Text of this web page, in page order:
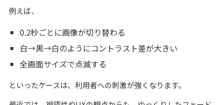
例えば、
0.2秒ごとに画像が切り替わる
白→黒→白のようにコントラスト差が大きい
全画面サイズで点滅する
といったケースは、利用者への刺激が強くなります。